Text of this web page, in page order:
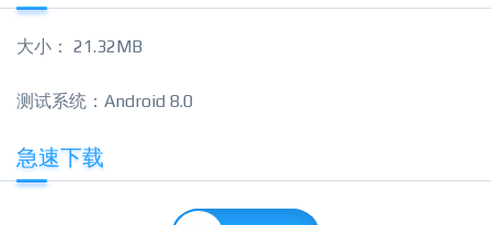
大小： 21.32MB
测试系统：Android 8.0
急速下载